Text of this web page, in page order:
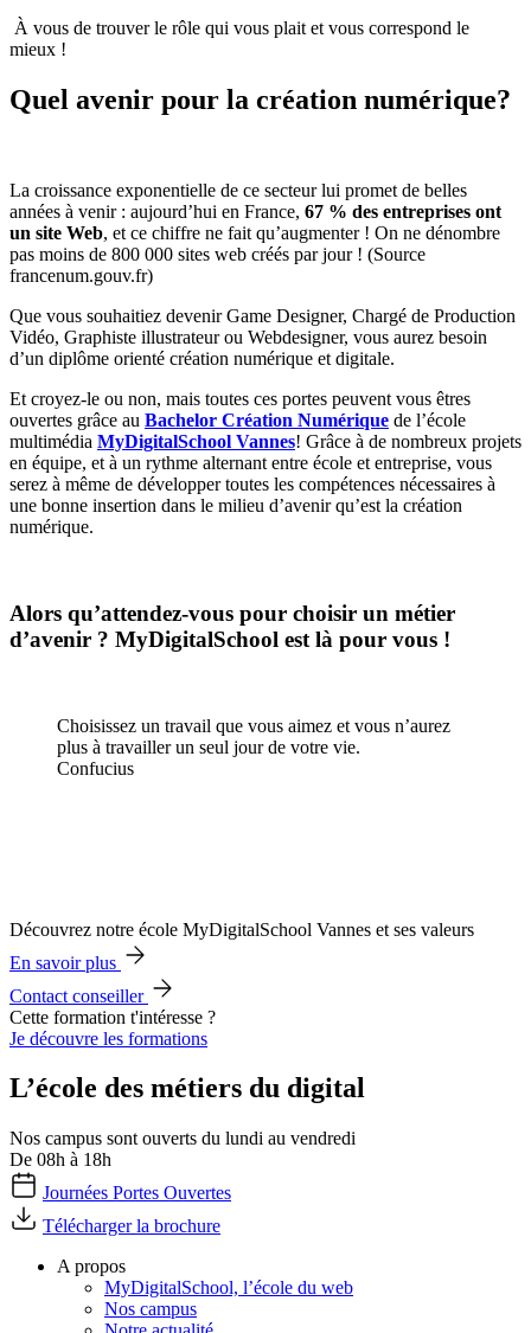
À vous de trouver le rôle qui vous plait et vous correspond le
mieux !
Quel avenir pour la création numérique?
La croissance exponentielle de ce secteur lui promet de belles
années à venir : aujourd’hui en France, 67 % des entreprises ont
un site Web, et ce chiffre ne fait qu’augmenter ! On ne dénombre
pas moins de 800 000 sites web créés par jour ! (Source
francenum.gouv.fr)
Que vous souhaitiez devenir Game Designer, Chargé de Production
Vidéo, Graphiste illustrateur ou Webdesigner, vous aurez besoin
d’un diplôme orienté création numérique et digitale.
Et croyez-le ou non, mais toutes ces portes peuvent vous êtres
ouvertes grâce au Bachelor Création Numérique de l’école
multimédia MyDigitalSchool Vannes! Grâce à de nombreux projets
en équipe, et à un rythme alternant entre école et entreprise, vous
serez à même de développer toutes les compétences nécessaires à
une bonne insertion dans le milieu d’avenir qu’est la création
numérique.
Alors qu’attendez-vous pour choisir un métier
d’avenir ? MyDigitalSchool est là pour vous !
Choisissez un travail que vous aimez et vous n’aurez
plus à travailler un seul jour de votre vie.
Confucius
Découvrez notre école MyDigitalSchool Vannes et ses valeurs
En savoir plus
Contact conseiller
Cette formation t'intéresse ?
Je découvre les formations
L’école des métiers du digital
Nos campus sont ouverts du lundi au vendredi
De 08h à 18h
Journées Portes Ouvertes
Télécharger la brochure
A propos
MyDigitalSchool, l’école du web
Nos campus